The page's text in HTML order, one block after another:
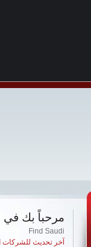
مرحباً بك في
Find Saudi
آخر تحديث للشركات